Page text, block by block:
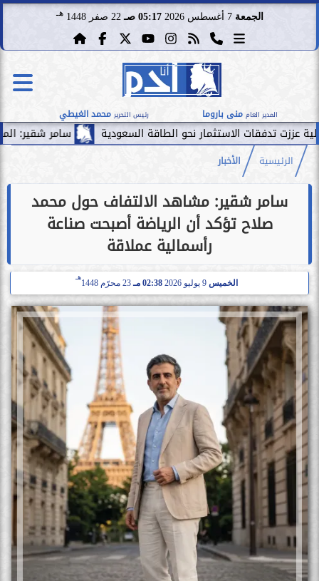
الجمعة 7 أغسطس 2026 05:17 صـ 22 صفر 1448 هـ
المدير العام منى باروما رئيس التحرير محمد الغيطي
سامر شقير: الممرات المالية بين نحو الطاقة السعودية
الرئيسية الأخبار
سامر شقير: مشاهد الالتفاف حول محمد
صلاح تؤكد أن الرياضة أصبحت صناعة
رأسمالية عملاقة
الخميس 02:38 مـ 23 محرّم 1448
هـ